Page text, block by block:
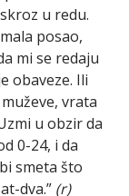
u redu.
posao,
mi se redaju
obaveze. Ili
vrata
u obzir da
0-24, i da
smeta što
dva.” (r)